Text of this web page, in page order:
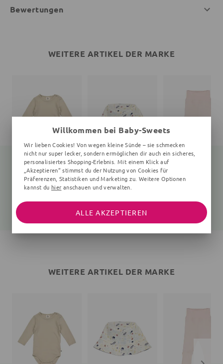
Bewertungen
WEITERE ARTIKEL DER MARKE
Langarmbody
26,91 €
Print
WEITERE ARTIKEL DER MARKE
Willkommen bei Baby-Sweets
Wir lieben Cookies! Von wegen kleine Sünde – sie schmecken
nicht nur super lecker, sondern ermöglichen dir auch ein sicheres,
personalisiertes Shopping-Erlebnis. Mit einem Klick auf
„Akzeptieren“ stimmst du der Nutzung von Cookies für
Präferenzen, Statistiken und Marketing zu. Weitere Optionen
kannst du hier anschauen und verwalten.
ALLE AKZEPTIEREN